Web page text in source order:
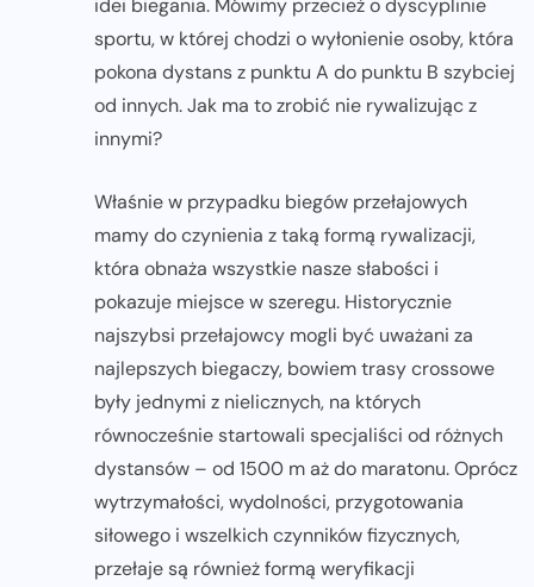
idei biegania. Mówimy przecież o dyscyplinie
sportu, w której chodzi o wyłonienie osoby, która
pokona dystans z punktu A do punktu B szybciej
od innych. Jak ma to zrobić nie rywalizując z
innymi?
Właśnie w przypadku biegów przełajowych
mamy do czynienia z taką formą rywalizacji,
która obnaża wszystkie nasze słabości i
pokazuje miejsce w szeregu. Historycznie
najszybsi przełajowcy mogli być uważani za
najlepszych biegaczy, bowiem trasy crossowe
były jednymi z nielicznych, na których
równocześnie startowali specjaliści od różnych
dystansów – od 1500 m aż do maratonu. Oprócz
wytrzymałości, wydolności, przygotowania
siłowego i wszelkich czynników fizycznych,
przełaje są również formą weryfikacji